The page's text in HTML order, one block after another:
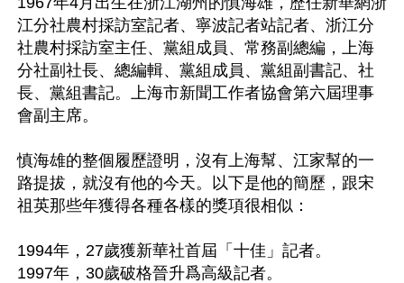
江分社農村採訪室記者、寧波記者站記者、浙江分
社農村採訪室主任、黨組成員、常務副總編，上海
分社副社長、總編輯、黨組成員、黨組副書記、社
長、黨組書記。上海市新聞工作者協會第六屆理事
會副主席。
慎海雄的整個履歷證明，沒有上海幫、江家幫的一
路提拔，就沒有他的今天。以下是他的簡歷，跟宋
祖英那些年獲得各種各樣的獎項很相似：
1994年，27歲獲新華社首屆「十佳」記者。
1997年，30歲破格晉升爲高級記者。